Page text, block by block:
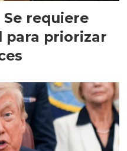
requiere
para priorizar